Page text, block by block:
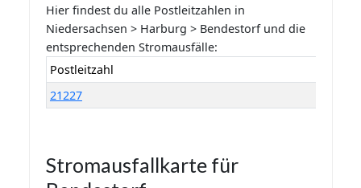
Hier findest du alle Postleitzahlen in
Niedersachsen > Harburg > Bendestorf und die
entsprechenden Stromausfälle:
Postleitzahl
21227
Stromausfallkarte für